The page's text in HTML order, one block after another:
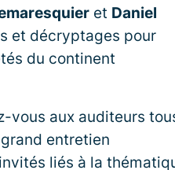
et Daniel
et décryptages pour
du continent
vous aux auditeurs
entretien
liés à la